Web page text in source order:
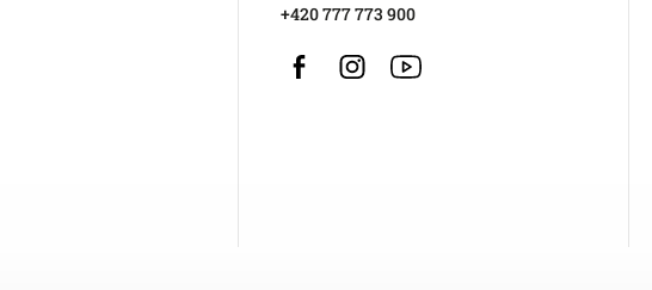
+420 777 773 900
FacebookInstagram